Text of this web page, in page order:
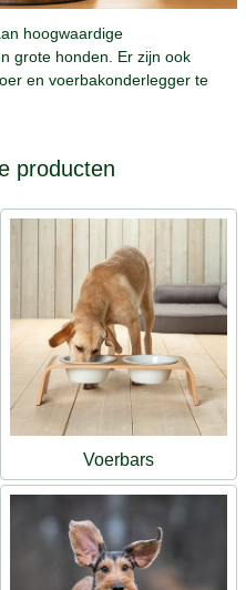
hoogwaardige
grote honden. Er zijn ook
en voerbakonderlegger te
producten
Voerbars